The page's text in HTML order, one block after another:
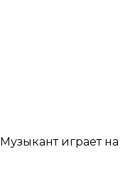
Музыкант играет на